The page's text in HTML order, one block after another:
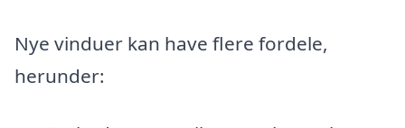
Nye vinduer kan have flere fordele,
herunder: